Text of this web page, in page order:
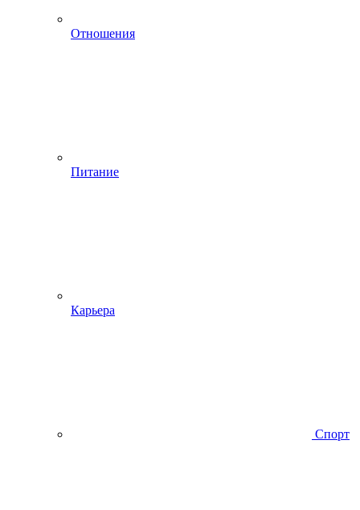
Отношения
Питание
Карьера
Спорт